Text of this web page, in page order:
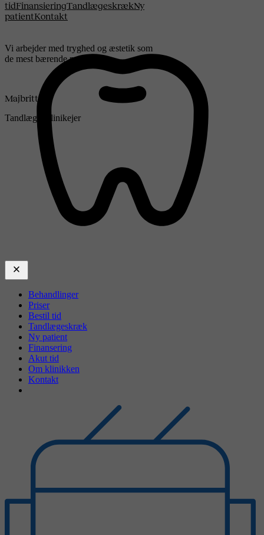
tidFinansieringTandlægeskrækNy
patientKontakt
Vi arbejder med tryghed og æstetik som
de mest bærende parametre
Majbritt
Tandlæge, klinikejer
Behandlinger
Priser
Bestil tid
Tandlægeskræk
Ny patient
Finansering
Akut tid
Om klinikken
Kontakt